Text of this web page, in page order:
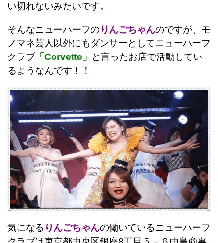
い切れないみたいです。
そんなニューハーフのりんごちゃんのですが、モ
ノマネ芸人以外にもダンサーとしてニューハーフ
クラブ「Corvette」
と言ったお店で活動してい
るようなんです！！
気になる りんごちゃんの働いているニューハーフ